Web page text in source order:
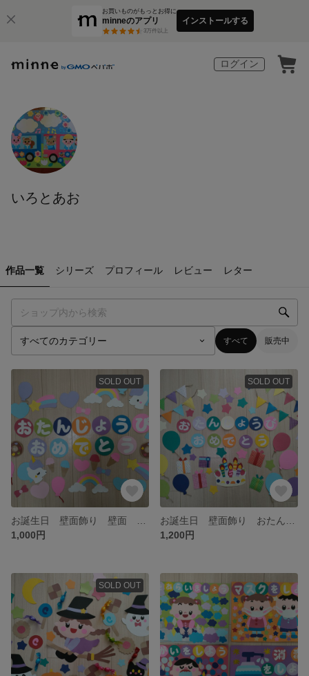
お買いものがもっとお得に
minneのアプリ
3万件以上
インストールする
ログイン
いろとあお
作品一覧 シリーズ プロフィール レビュー レター
すべて 販売中
SOLD OUT
1,000円
SOLD OUT
1,200円
SOLD OUT